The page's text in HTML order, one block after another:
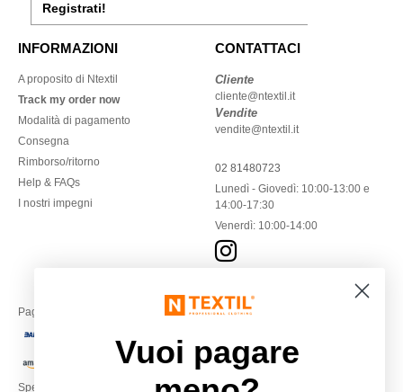
Registrati!
INFORMAZIONI
A proposito di Ntextil
Track my order now
Modalità di pagamento
Consegna
Rimborso/ritorno
Help & FAQs
I nostri impegni
CONTATTACI
Cliente
cliente@ntextil.it
Vendite
vendite@ntextil.it
02 81480723
Lunedì - Giovedì: 10:00-13:00 e
14:00-17:30
Venerdì: 10:00-14:00
Paga con
Spediamo con
Vuoi pagare